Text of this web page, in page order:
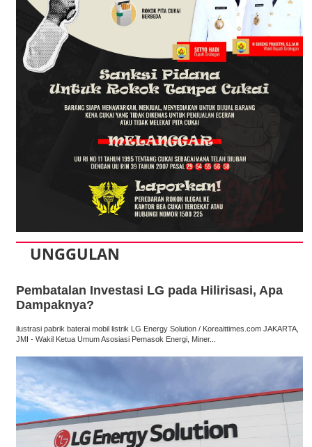
UNGGULAN
Pembatalan Investasi LG pada Hilirisasi, Apa
Dampaknya?
ilustrasi pabrik baterai mobil listrik LG Energy Solution / Koreaittimes.com JAKARTA,
JMI - Wakil Ketua Umum Asosiasi Pemasok Energi, Miner...